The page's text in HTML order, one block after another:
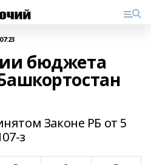
бюджета
Законе РБ от 5
з